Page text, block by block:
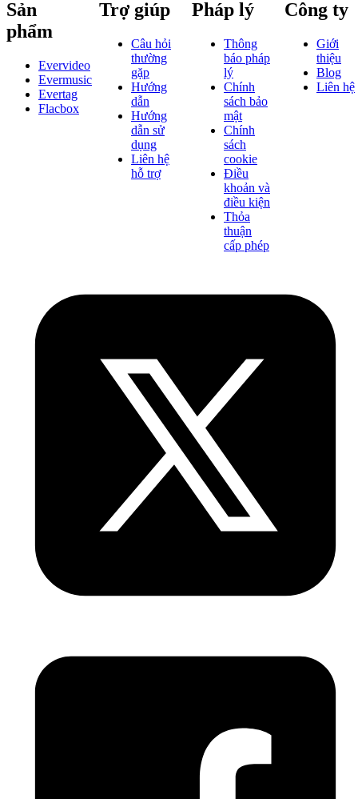
Sản
phẩm
Evervideo
Evermusic
Evertag
Flacbox
Trợ giúp
Câu hỏi
thường
gặp
Hướng
dẫn
Hướng
dẫn sử
dụng
Liên hệ
hỗ trợ
Pháp lý
Thông
báo pháp
lý
Chính
sách bảo
mật
Chính
sách
cookie
Điều
khoản và
điều kiện
Thỏa
thuận
cấp phép
Công ty
Giới
thiệu
Blog
Liên hệ